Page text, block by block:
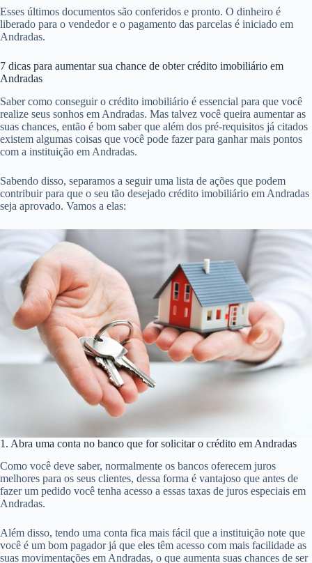
Esses últimos documentos são conferidos e pronto. O dinheiro é
liberado para o vendedor e o pagamento das parcelas é iniciado em
Andradas.
7 dicas para aumentar sua chance de obter crédito imobiliário em
Andradas
Saber como conseguir o crédito imobiliário é essencial para que você
realize seus sonhos em Andradas. Mas talvez você queira aumentar as
suas chances, então é bom saber que além dos pré-requisitos já citados
existem algumas coisas que você pode fazer para ganhar mais pontos
com a instituição em Andradas.
Sabendo disso, separamos a seguir uma lista de ações que podem
contribuir para que o seu tão desejado crédito imobiliário em Andradas
seja aprovado. Vamos a elas:
1. Abra uma conta no banco que for solicitar o crédito em Andradas
Como você deve saber, normalmente os bancos oferecem juros
melhores para os seus clientes, dessa forma é vantajoso que antes de
fazer um pedido você tenha acesso a essas taxas de juros especiais em
Andradas.
Além disso, tendo uma conta fica mais fácil que a instituição note que
você é um bom pagador já que eles têm acesso com mais facilidade as
suas movimentações em Andradas, o que aumenta suas chances de ser